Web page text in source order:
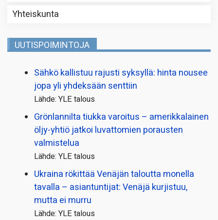
Yhteiskunta
UUTISPOIMINTOJA
Sähkö kallistuu rajusti syksyllä: hinta nousee
jopa yli yhdeksään senttiin
Lähde: YLE talous
Grönlannilta tiukka varoitus – amerikkalainen
öljy-yhtiö jatkoi luvattomien porausten
valmistelua
Lähde: YLE talous
Ukraina rökittää Venäjän taloutta monella
tavalla – asiantuntijat: Venäjä kurjistuu,
mutta ei murru
Lähde: YLE talous